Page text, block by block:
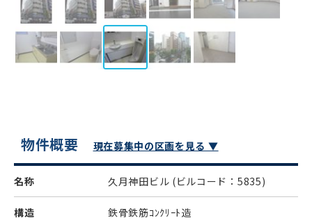
物件概要 現在募集中の区画を見る ▼
名称 久月神田ビル (ビルコード：5835)
構造 鉄骨鉄筋ｺﾝｸﾘｰﾄ造